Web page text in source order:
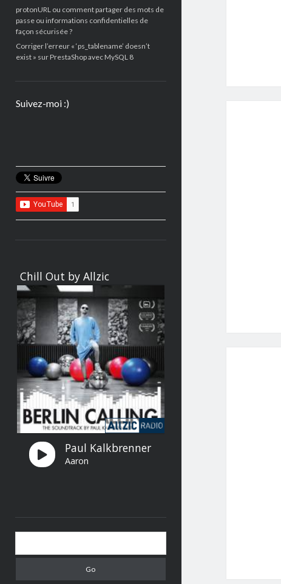
protonURL ou comment partager des mots de
passe ou informations confidentielles de
façon sécurisée ?
Corriger l’erreur « ‘ps_tablename’ doesn’t
exist » sur PrestaShop avec MySQL 8
Suivez-moi :)